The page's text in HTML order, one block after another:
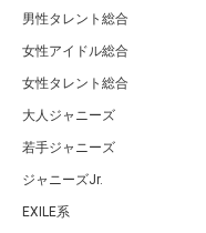
男性タレント総合
女性アイドル総合
女性タレント総合
大人ジャニーズ
若手ジャニーズ
ジャニーズJr.
EXILE系